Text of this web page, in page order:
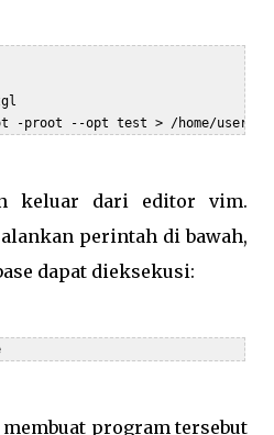
-proot --opt test > /home/user/
keluar dari editor vim.
perintah di bawah,
dapat dieksekusi:
membuat program tersebut